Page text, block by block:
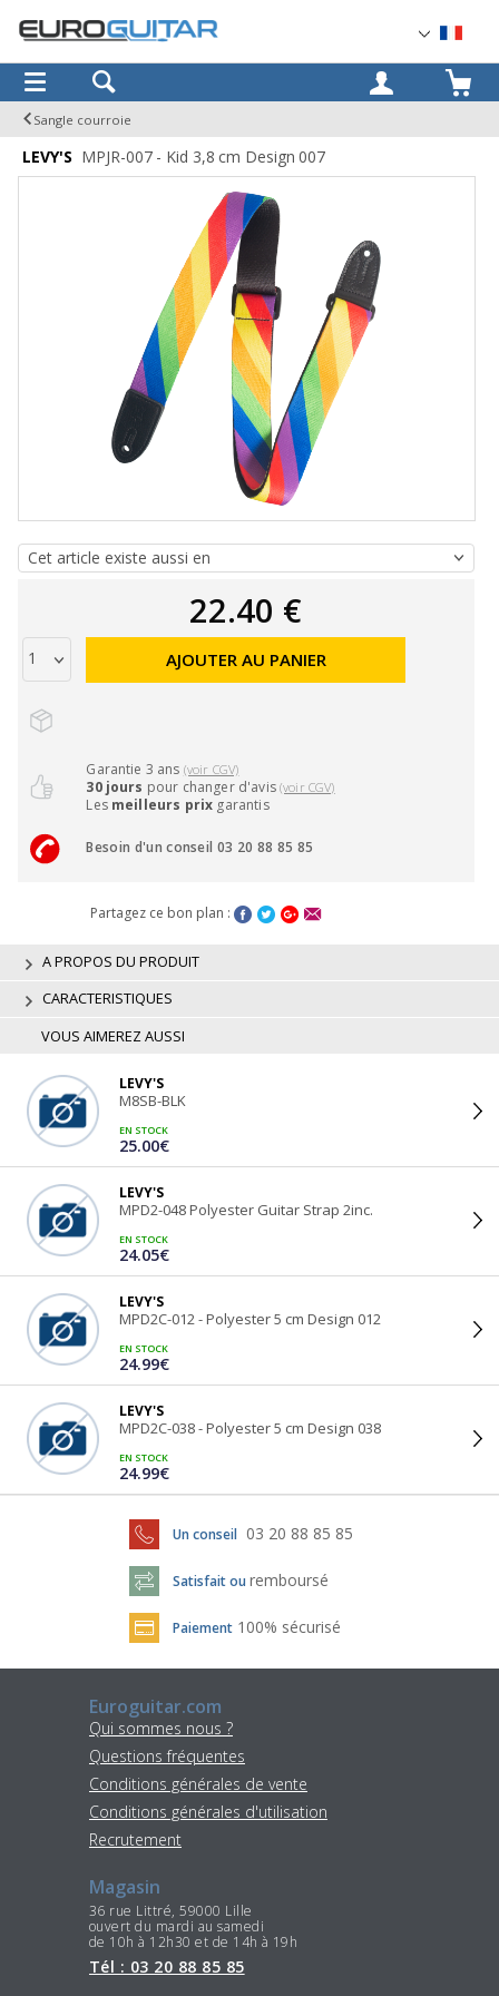
OK
Sangle courroie
LEVY'S MPJR-007 - Kid 3,8 cm Design 007
22.40 €
AJOUTER AU PANIER
Garantie 3 ans (voir CGV)
30 jours pour changer d'avis(voir CGV)
Les meilleurs prix garantis
Besoin d'un conseil 03 20 88 85 85
Partagez ce bon plan :
A PROPOS DU PRODUIT
CARACTERISTIQUES
VOUS AIMEREZ AUSSI
LEVY'S
M8SB-BLK
EN STOCK
25.00€
LEVY'S
MPD2-048 Polyester Guitar Strap 2inc.
EN STOCK
24.05€
LEVY'S
MPD2C-012 - Polyester 5 cm Design 012
EN STOCK
24.99€
LEVY'S
MPD2C-038 - Polyester 5 cm Design 038
EN STOCK
24.99€
Un conseil 03 20 88 85 85
Satisfait ou remboursé
Paiement 100% sécurisé
Euroguitar.com
Qui sommes nous ?
Questions fréquentes
Conditions générales de vente
Conditions générales d'utilisation
Recrutement
Magasin
36 rue Littré, 59000 Lille
ouvert du mardi au samedi
de 10h à 12h30 et de 14h à 19h
Tél : 03 20 88 85 85